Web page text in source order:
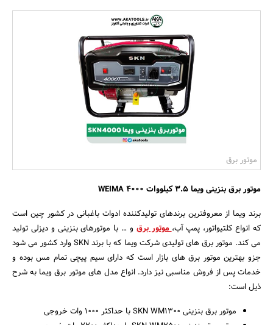
مسکن و ساختمان
موتور برق
موتور برق بنزینی ویما 3.5 کیلووات 4000 WEIMA
برند ویما از معروفترین برندهای تولیدکننده ادوات باغبانی در کشور چین است
که انواع کلتیواتور، پمپ آب،موتور برقو … با موتورهای بنزینی و دیزلی تولید
می کند. موتور برق های تولیدی شرکت ویما که با برند SKN وارد کشور می شود
جزو بهترین موتور برق های بازار است که دارای سیم پیچی تمام مس بوده و
خدمات پس از فروش مناسبی نیز دارد. انواع مدل های موتور برق ویما به شرح
ذیل است:
موتور برق بنزینی SKN WM1300 با حداکثر 1000 وات خروجی